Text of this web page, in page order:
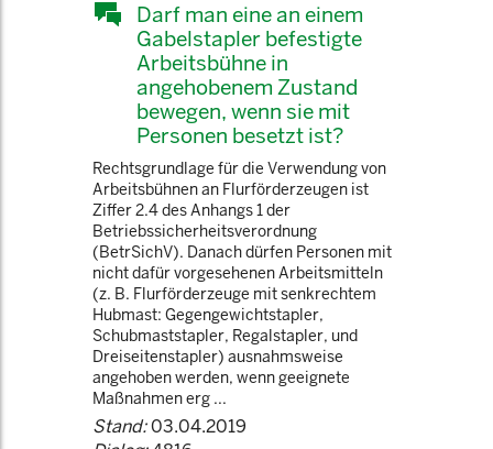
Darf man eine an einem
Gabelstapler befestigte
Arbeitsbühne in
angehobenem Zustand
bewegen, wenn sie mit
Personen besetzt ist?
Rechtsgrundlage für die Verwendung von
Arbeitsbühnen an Flurförderzeugen ist
Ziffer 2.4 des Anhangs 1 der
Betriebssicherheitsverordnung
(BetrSichV). Danach dürfen Personen mit
nicht dafür vorgesehenen Arbeitsmitteln
(z. B. Flurförderzeuge mit senkrechtem
Hubmast: Gegengewichtstapler,
Schubmaststapler, Regalstapler, und
Dreiseitenstapler) ausnahmsweise
angehoben werden, wenn geeignete
Maßnahmen erg ...
Stand:03.04.2019